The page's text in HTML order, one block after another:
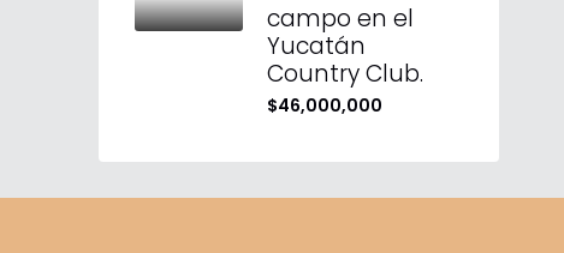
campo en el
Yucatán
Country Club.
$46,000,000